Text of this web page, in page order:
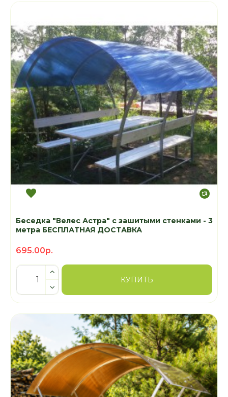
Беседка "Велес Астра" с зашитыми стенками - 3
метра БЕСПЛАТНАЯ ДОСТАВКА
695.00р.
КУПИТЬ